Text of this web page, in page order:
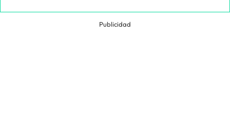
Publicidad